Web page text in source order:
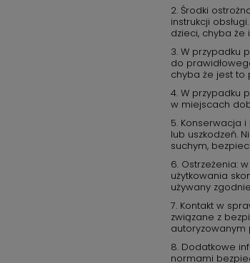
2. Środki
instrukcji
dzieci, chyba że
3. W przypadku
do
chyba że jest to
4. W przypadku
w miejscach
5. Konserwacja
lub uszkodzeń.
suchym,
6. Ostrzeżenia:
użytkowania
używany
7. Kontakt w
związane z
autoryzowanym
8. Dodatkowe
normami